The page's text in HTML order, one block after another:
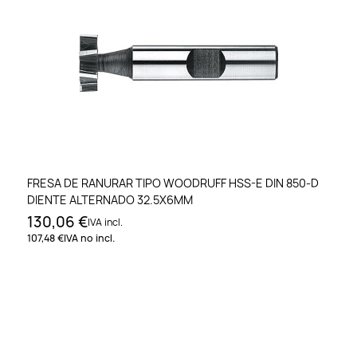
FRESA DE RANURAR TIPO WOODRUFF HSS-E DIN 850-D
DIENTE ALTERNADO 32.5X6MM
130,06 €IVA incl.
107,48 €IVA no incl.